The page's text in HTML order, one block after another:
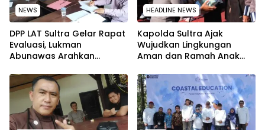
NEWS
‎DPP LAT Sultra Gelar Rapat
Evaluasi, Lukman
Abunawas Arahkan
Secara Rutin dan
Menyeluruh
HEADLINE NEWS
Kapolda Sultra Ajak
Wujudkan Lingkungan
Aman dan Ramah Anak
Nasional 2026